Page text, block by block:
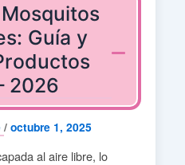
Guía y
2026
/ octubre 1, 2025
al aire libre, lo